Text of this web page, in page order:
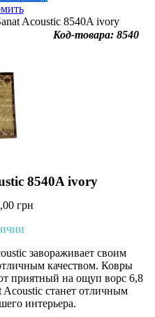
Acoustic 8540A ivory
Код-товара: 8540
8540A ivory
грн
завораживает своим
качеством. Ковры
приятный на ощуп ворс 6,8
станет отличным
интерьера.